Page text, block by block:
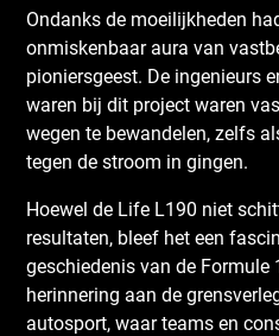
Ondanks de moeilijkheden
onmiskenbaar aura van
pioniersgeest. De ingenieurs
waren bij dit project waren
wegen te bewandelen, zelfs
tegen de stroom in gingen.
Hoewel de Life L190 niet
resultaten, bleef het een
geschiedenis van de Formule
herinnering aan de
autosport, waar teams en